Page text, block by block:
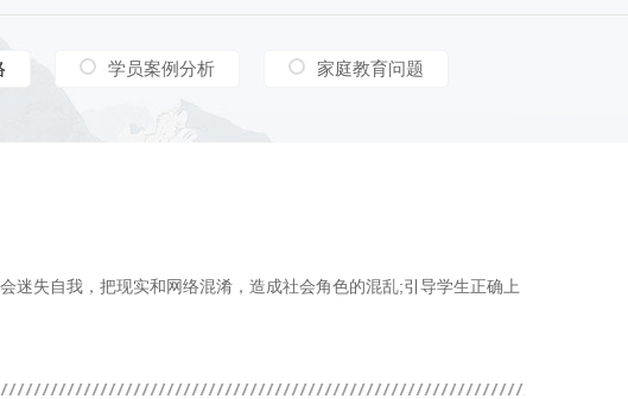
学员案例分析 家庭教育问题
失自我，把现实和网络混淆，造成社会角色的混乱;引导学生正确上